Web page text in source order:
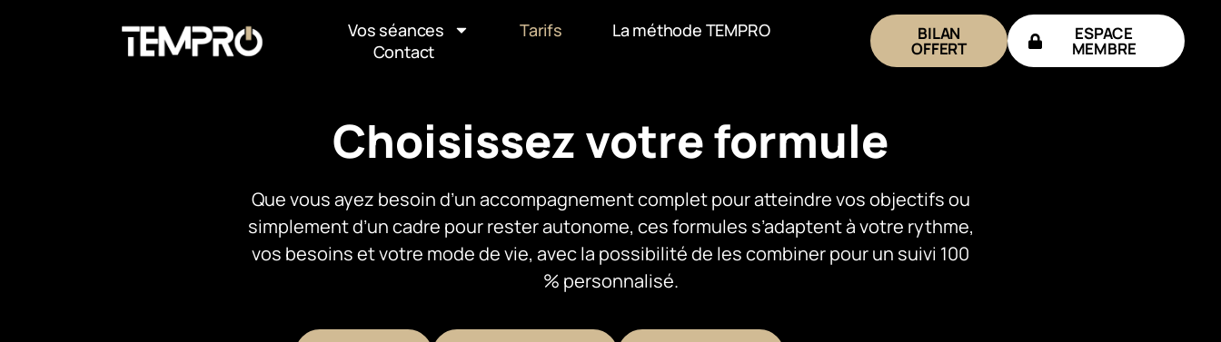
Vos séances Tarifs
La méthode TEMPRO
Contact
BILAN
OFFERT
ESPACE
MEMBRE
Choisissez votre formule
Que vous ayez besoin d’un accompagnement complet pour atteindre vos objectifs ou
simplement d’un cadre pour rester autonome, ces formules s’adaptent à votre rythme,
vos besoins et votre mode de vie, avec la possibilité de les combiner pour un suivi 100
% personnalisé.